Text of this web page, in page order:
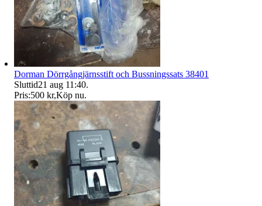
Dorman Dörrgångjärnsstift och Bussningssats 38401
Sluttid21 aug 11:40.
Pris:500 kr,Köp nu.